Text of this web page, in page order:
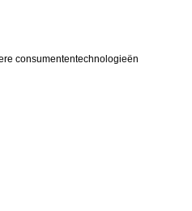
consumententechnologieën